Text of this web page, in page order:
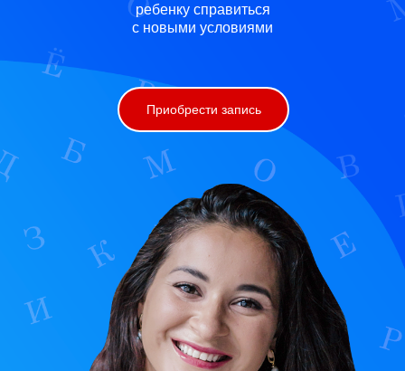
ребенку справиться
с новыми условиями
Приобрести запись